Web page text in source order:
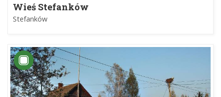
Wieś Stefanków
Stefanków